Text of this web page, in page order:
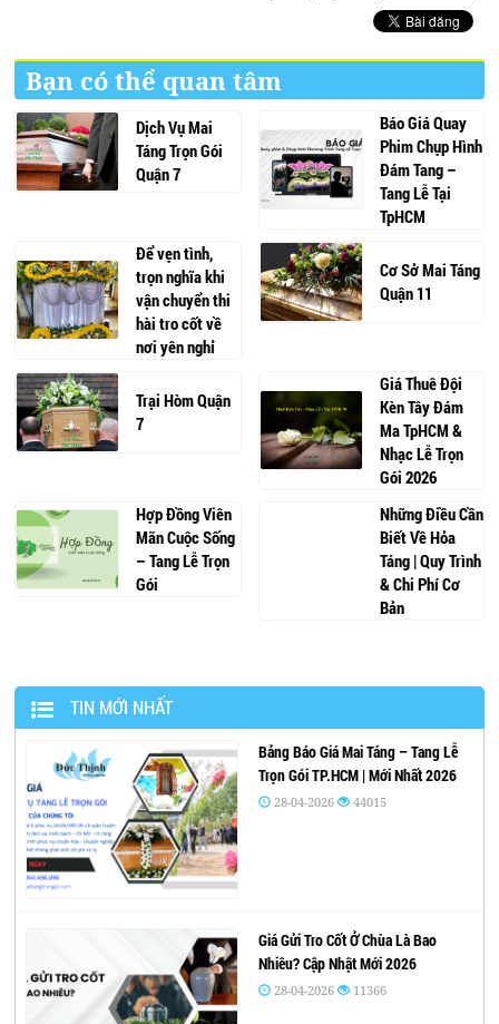
Bạn có thể quan tâm
Dịch Vụ Mai
Táng Trọn Gói
Quận 7
Báo Giá Quay
Phim Chụp Hình
Đám Tang –
Tang Lễ Tại
TpHCM
Để vẹn tình,
trọn nghĩa khi
vận chuyển thi
hài tro cốt về
nơi yên nghỉ
Cơ Sở Mai Táng
Quận 11
Trại Hòm Quận
7
Giá Thuê Đội
Kèn Tây Đám
Ma TpHCM &
Nhạc Lễ Trọn
Gói 2026
Hợp Đồng Viên
Mãn Cuộc Sống
– Tang Lễ Trọn
Gói
Những Điều Cần
Biết Về Hỏa
Táng | Quy Trình
& Chi Phí Cơ
Bản
TIN MỚI NHẤT
Bảng Báo Giá Mai Táng – Tang Lễ
Trọn Gói TP.HCM | Mới Nhất 2026
28-04-2026 44015
Giá Gửi Tro Cốt Ở Chùa Là Bao
Nhiêu? Cập Nhật Mới 2026
28-04-2026 11366